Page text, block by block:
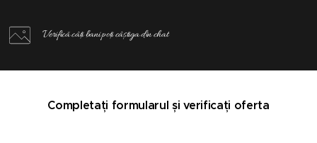
Verifică câți bani poți câștiga din chat
Completați formularul și verificați oferta